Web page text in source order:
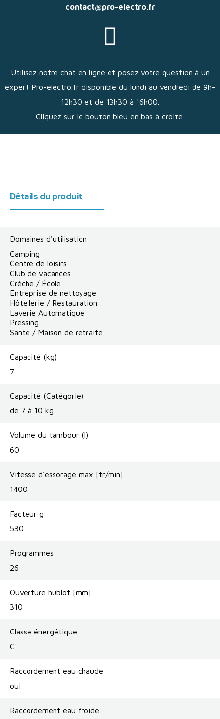
contact@pro-electro.fr
Utilisez notre chat en ligne et posez votre question à un
expert Pro-electro.fr disponible du lundi au vendredi de 9h-
12h30 et de 13h30 à 16h00.
Cliquez sur le bouton bleu en bas à droite.
Détails du produit
Domaines d'utilisation
Camping
Centre de loisirs
Club de vacances
Crèche / École
Entreprise de nettoyage
Hôtellerie / Restauration
Laverie Automatique
Pressing
Santé / Maison de retraite
Capacité (kg)
7
Capacité (Catégorie)
de 7 à 10 kg
Volume du tambour (l)
60
Vitesse d'essorage max [tr/min]
1400
Facteur g
530
Programmes
26
Ouverture hublot [mm]
310
Classe énergétique
C
Raccordement eau chaude
oui
Raccordement eau froide